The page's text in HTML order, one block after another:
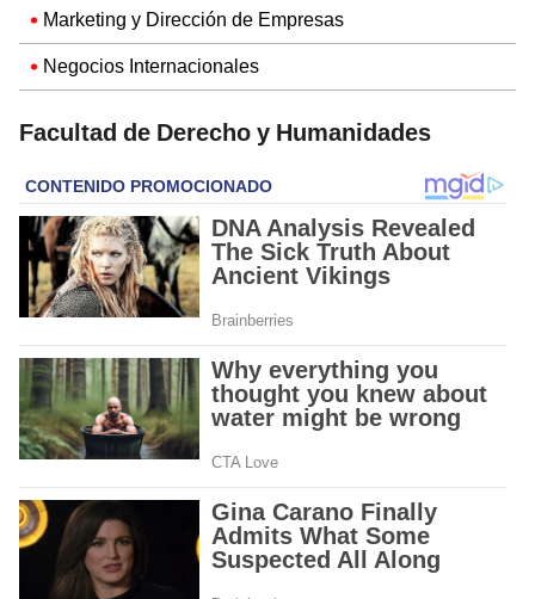
Marketing y Dirección de Empresas
Negocios Internacionales
Facultad de Derecho y Humanidades